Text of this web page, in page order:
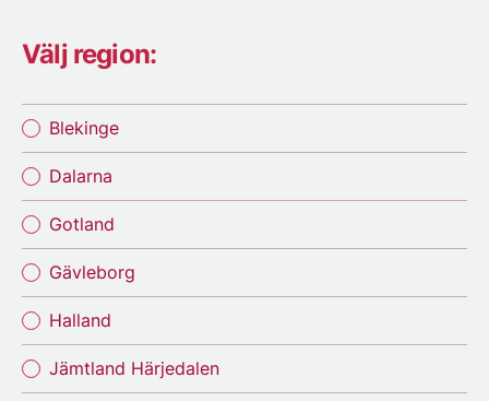
Välj region:
Blekinge
Dalarna
Gotland
Gävleborg
Halland
Jämtland Härjedalen